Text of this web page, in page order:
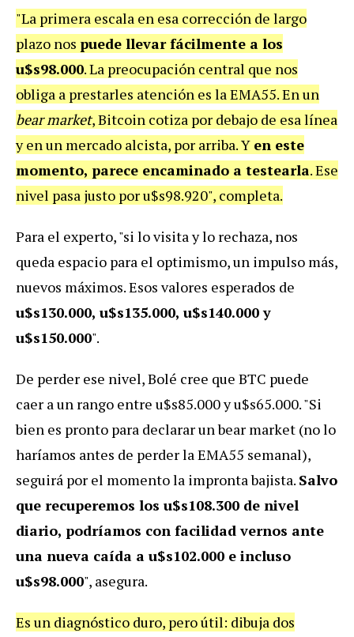
"La primera escala en esa corrección de largo
plazo nos puede llevar fácilmente a los
u$s98.000. La preocupación central que nos
obliga a prestarles atención es la EMA55. En un
bear market, Bitcoin cotiza por debajo de esa línea
y en un mercado alcista, por arriba. Y en este
momento, parece encaminado a testearla. Ese
nivel pasa justo por u$s98.920", completa.
Para el experto, "si lo visita y lo rechaza, nos
queda espacio para el optimismo, un impulso más,
nuevos máximos. Esos valores esperados de
u$s130.000, u$s135.000, u$s140.000 y
u$s150.000".
De perder ese nivel, Bolé cree que BTC puede
caer a un rango entre u$s85.000 y u$s65.000. "Si
bien es pronto para declarar un bear market (no lo
haríamos antes de perder la EMA55 semanal),
seguirá por el momento la impronta bajista. Salvo
que recuperemos los u$s108.300 de nivel
diario, podríamos con facilidad vernos ante
una nueva caída a u$s102.000 e incluso
u$s98.000", asegura.
Es un diagnóstico duro, pero útil: dibuja dos